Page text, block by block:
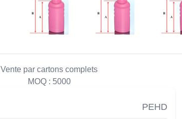
Vente par cartons complets
MOQ : 5000
PEHD